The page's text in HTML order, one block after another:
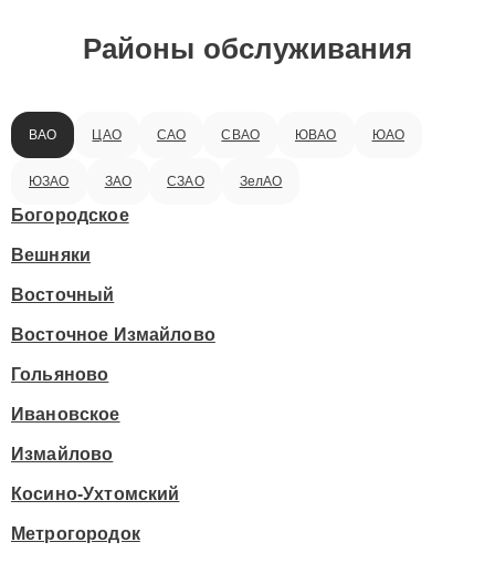
Районы обслуживания
ВАО ЦАО САО СВАО ЮВАО ЮАО
ЮЗАО ЗАО СЗАО ЗелАО
Богородское
Вешняки
Восточный
Восточное Измайлово
Гольяново
Ивановское
Измайлово
Косино-Ухтомский
Метрогородок